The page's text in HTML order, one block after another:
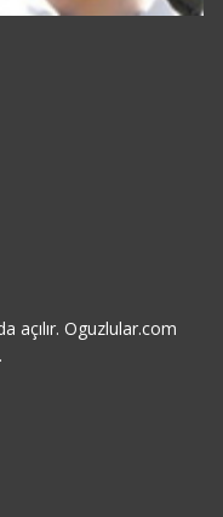
açılır. Oguzlular.com